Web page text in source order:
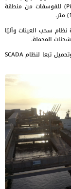
طن/ بالساعة، ونظام حزام أنبوبي ناقل (Pipe Conveyor) للفوسفات من منطقة
نظام سحب العينات وآليًا
وتعمل منظومة التشغيل في الميناء من عمليات تفريغ وتحميل تبعا لنظام SCADA